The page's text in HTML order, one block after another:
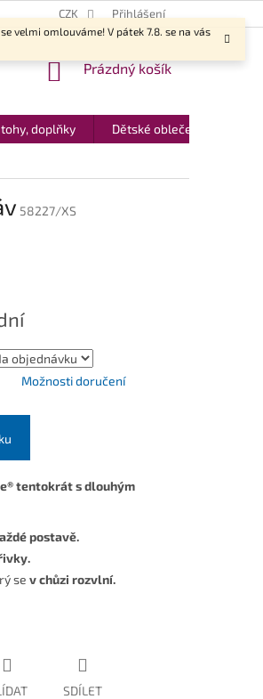
velmi omlouváme! V pátek 7.8. se na vás
CZK Přihlášení
NÁKUPNÍ
Prázdný košík
doplňky Dětské oblečení
58227/XS
Možnosti doručení
tentokrát s dlouhým
postavě.
se v chůzi rozvlní.
SDÍLET